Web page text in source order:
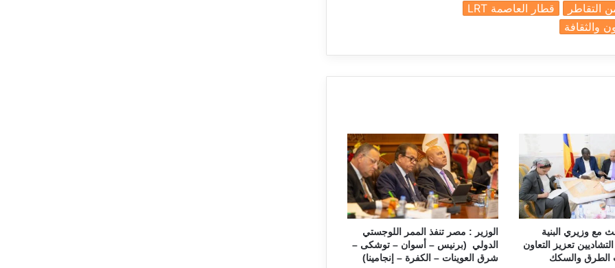
التقاطر
قطار العاصمة LRT
والثقافة
مع وزيري البنية
التشاديين تعزيز التعاون
والسكك
الوزير : مصر تنفذ الممر اللوجستي
الدولي (برنيس – أسوان – توشكى –
شرق العوينات – الكفرة – إنجامينا)